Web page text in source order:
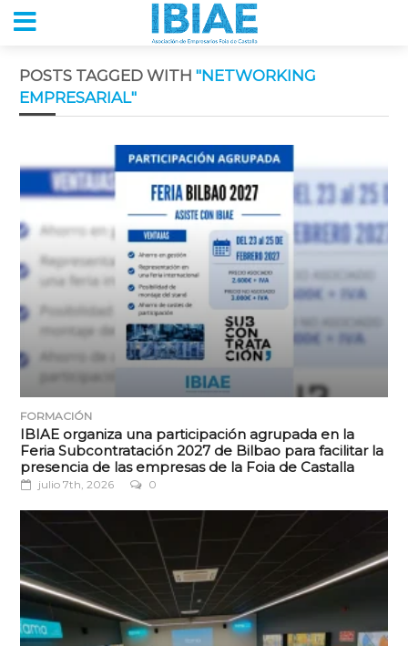
POSTS TAGGED WITH "NETWORKING
EMPRESARIAL"
FORMACIÓN
IBIAE organiza una participación agrupada en la
Feria Subcontratación 2027 de Bilbao para facilitar la
presencia de las empresas de la Foia de Castalla
julio 7th, 2026 0